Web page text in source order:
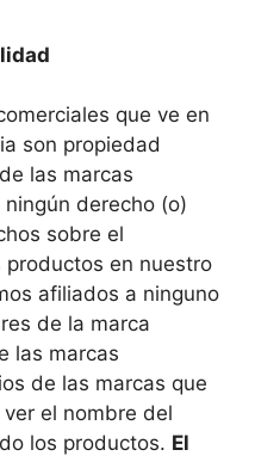
que ve en
son propiedad
las marcas
derecho (o)
sobre el
en nuestro
afiliados a ninguno
de la marca
las marcas
de las marcas que
el nombre del
los productos. El